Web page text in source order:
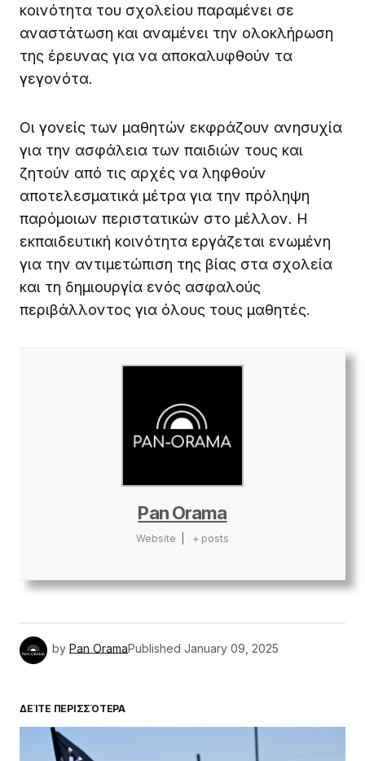
κοινότητα του σχολείου παραμένει σε
αναστάτωση και αναμένει την ολοκλήρωση
της έρευνας για να αποκαλυφθούν τα
γεγονότα.
Οι γονείς των μαθητών εκφράζουν ανησυχία
για την ασφάλεια των παιδιών τους και
ζητούν από τις αρχές να ληφθούν
αποτελεσματικά μέτρα για την πρόληψη
παρόμοιων περιστατικών στο μέλλον. Η
εκπαιδευτική κοινότητα εργάζεται ενωμένη
για την αντιμετώπιση της βίας στα σχολεία
και τη δημιουργία ενός ασφαλούς
περιβάλλοντος για όλους τους μαθητές.
Pan Orama
Website + posts
by Pan OramaPublished January 09, 2025
ΔΕΊΤΕ ΠΕΡΙΣΣΌΤΕΡΑ